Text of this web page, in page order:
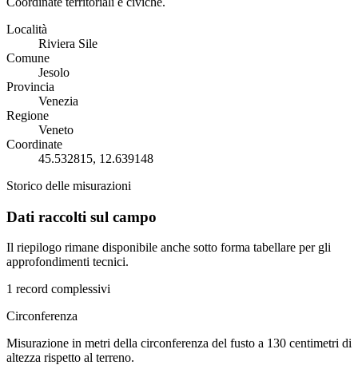
Località
Riviera Sile
Comune
Jesolo
Provincia
Venezia
Regione
Veneto
Coordinate
45.532815, 12.639148
Storico delle misurazioni
Dati raccolti sul campo
Il riepilogo rimane disponibile anche sotto forma tabellare per gli
approfondimenti tecnici.
1 record complessivi
Circonferenza
Misurazione in metri della circonferenza del fusto a 130 centimetri di
altezza rispetto al terreno.